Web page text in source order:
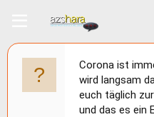
Corona ist
wird langsam
euch täglich
und das es ein